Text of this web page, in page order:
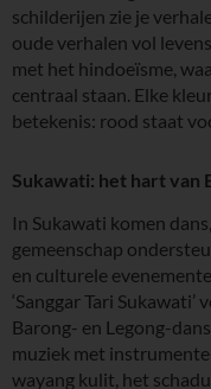
schilderijen zie je
oude verhalen vol
met het hindoeïsme,
centraal staan. Elke
betekenis: rood staat
Sukawati: het hart van
In Sukawati komen
gemeenschap
en culturele
‘Sanggar Tari
Barong- en Legong-
muziek met
wayang kulit, het